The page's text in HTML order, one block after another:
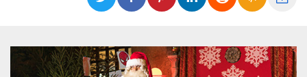
I cookie strettamente necessari o tecnici sono
Nome
Provider /
Dominio
Scadenza Descrizione